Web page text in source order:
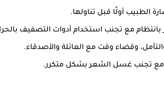
الطبيب أولًا قبل تناولها.
مع تجنب استخدام أدوات التصفيف
وقضاء وقت مع العائلة والأصدقاء.
مع تجنب غسل الشعر بشكل متكرر.